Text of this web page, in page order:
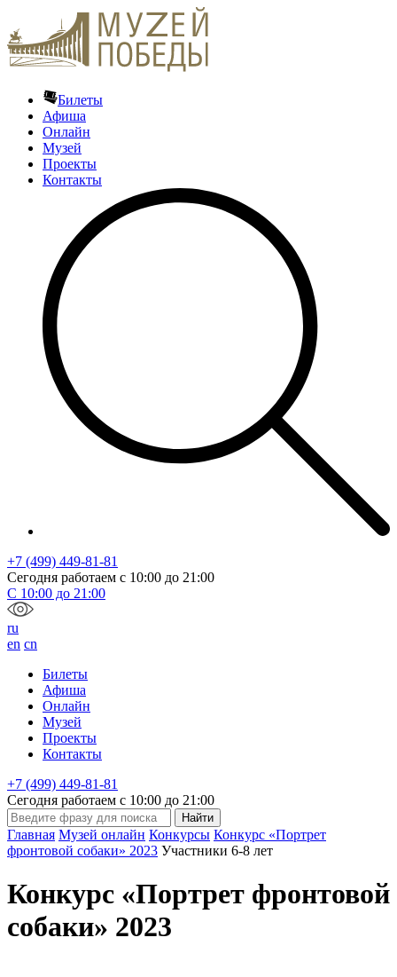
Билеты
Афиша
Онлайн
Музей
Проекты
Контакты
+7 (499) 449-81-81
Сегодня работаем с 10:00 до 21:00
С 10:00 до 21:00
ru
en cn
Билеты
Афиша
Онлайн
Музей
Проекты
Контакты
+7 (499) 449-81-81
Сегодня работаем с 10:00 до 21:00
Главная Музей онлайн Конкурсы Конкурс «Портрет
фронтовой собаки» 2023 Участники 6-8 лет
Конкурс «Портрет фронтовой
собаки» 2023